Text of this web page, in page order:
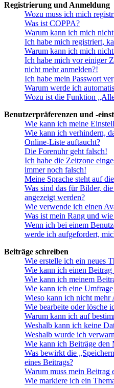
Registrierung und Anmeldung
Wozu muss ich mich
Was ist COPPA?
Warum kann ich mich
Ich habe mich registriert,
Warum kann ich mich
Ich habe mich vor einiger
nicht mehr anmelden?!
Ich habe mein Passwort
Warum werde ich
Wozu ist die Funktion
Benutzerpräferenzen und -
Wie kann ich meine
Wie kann ich verhindern,
Online-Liste auftaucht?
Die Forenuhr geht falsch!
Ich habe die Zeitzone
immer noch falsch!
Meine Sprache steht auf
Was sind das für Bilder,
angezeigt werden?
Wie verwende ich einen
Was ist mein Rang und
Wenn ich bei einem
werde ich aufgefordert,
Beiträge schreiben
Wie erstelle ich ein neues
Wie kann ich einen Beitrag
Wie kann ich meinem
Wie kann ich eine Umfrage
Wieso kann ich nicht
Wie bearbeite oder lösche
Warum kann ich auf
Weshalb kann ich keine
Weshalb wurde ich
Wie kann ich Beiträge den
Was bewirkt die
eines Beitrags?
Warum muss mein Beitrag
Wie markiere ich ein